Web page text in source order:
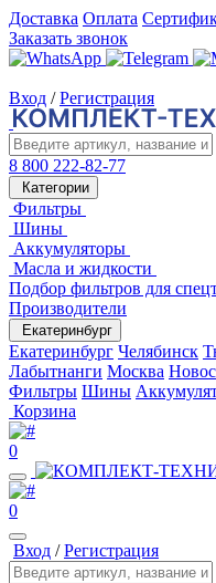
Доставка Оплата
Заказать звонок
Вход / Регистрация
8 800 222-82-77
Категории
Фильтры
Шины
Аккумуляторы
Масла и жидкости
Подбор фильтров для
Производители
Екатеринбург
Екатеринбург Челябинск
Лабытнанги Москва
Фильтры Шины
Корзина
0
0
Вход /Регистрация